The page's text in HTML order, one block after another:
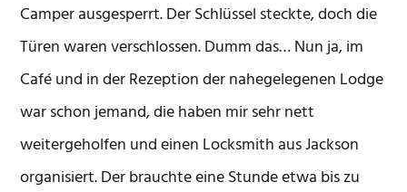
Camper ausgesperrt. Der Schlüssel steckte, doch die
Türen waren verschlossen. Dumm das… Nun ja, im
Café und in der Rezeption der nahegelegenen Lodge
war schon jemand, die haben mir sehr nett
weitergeholfen und einen Locksmith aus Jackson
organisiert. Der brauchte eine Stunde etwa bis zu